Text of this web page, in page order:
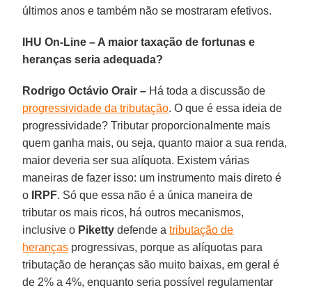
últimos anos e também não se mostraram efetivos.
IHU On-Line – A maior taxação de fortunas e
heranças seria adequada?
Rodrigo Octávio Orair – Há toda a discussão de
progressividade da tributação. O que é essa ideia de
progressividade? Tributar proporcionalmente mais
quem ganha mais, ou seja, quanto maior a sua renda,
maior deveria ser sua alíquota. Existem várias
maneiras de fazer isso: um instrumento mais direto é
o
IRPF. Só que essa não é a única maneira de
tributar os mais ricos, há outros mecanismos,
inclusive o Piketty defende atributação de
heranças progressivas, porque as alíquotas para
tributação de heranças são muito baixas, em geral é
de 2% a 4%, enquanto seria possível regulamentar